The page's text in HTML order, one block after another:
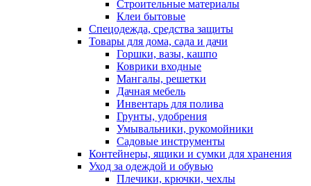
Строительные материалы
Клеи бытовые
Спецодежда, средства защиты
Товары для дома, сада и дачи
Горшки, вазы, кашпо
Коврики входные
Мангалы, решетки
Дачная мебель
Инвентарь для полива
Грунты, удобрения
Умывальники, рукомойники
Садовые инструменты
Контейнеры, ящики и сумки для хранения
Уход за одеждой и обувью
Плечики, крючки, чехлы